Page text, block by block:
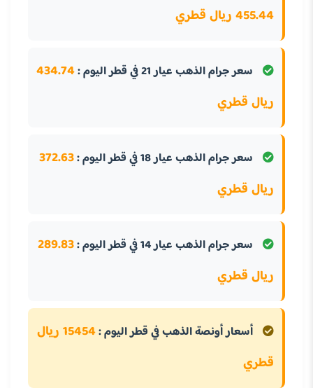
455.44 ريال قطري
سعر جرام الذهب عيار 21 في قطر اليوم :
434.74
ريال قطري
سعر جرام الذهب عيار 18 في قطر اليوم :
372.63
ريال قطري
سعر جرام الذهب عيار 14 في قطر اليوم :
289.83
ريال قطري
أسعار أونصة الذهب في قطر اليوم :
15454 ريال
قطري